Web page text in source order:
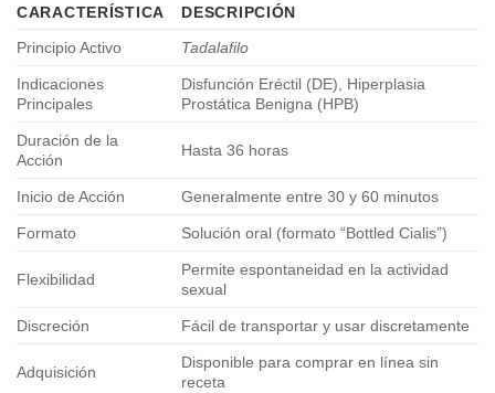
CARACTERÍSTICA
DESCRIPCIÓN
Principio Activo
Tadalafilo
Indicaciones
Principales
Disfunción Eréctil (DE), Hiperplasia
Prostática Benigna (HPB)
Duración de la
Acción
Hasta 36 horas
Inicio de Acción Generalmente entre 30 y 60 minutos
Formato Solución oral (formato “Bottled Cialis”)
Flexibilidad
Permite espontaneidad en la actividad
sexual
Discreción Fácil de transportar y usar discretamente
Adquisición
Disponible para comprar en línea sin
receta